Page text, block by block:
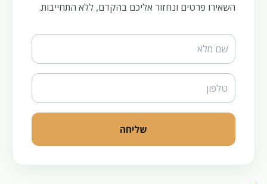
השאירו פרטים ונחזור אליכם בהקדם, ללא התחייבות.
Website
שליחה